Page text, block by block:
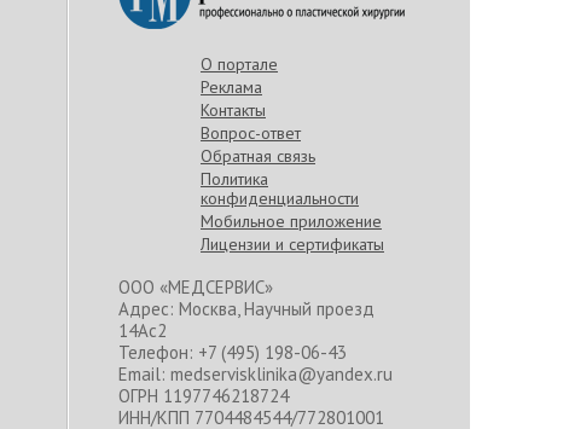
О портале
Реклама
Контакты
Вопрос-ответ
Обратная связь
Политика
конфиденциальности
Мобильное приложение
Лицензии и сертификаты
ООО «МЕДСЕРВИС»
Адрес: Москва, Научный проезд
14Ас2
Телефон: +7 (495) 198-06-43
Email: medservisklinika@yandex.ru
ОГРН 1197746218724
ИНН/КПП 7704484544/772801001